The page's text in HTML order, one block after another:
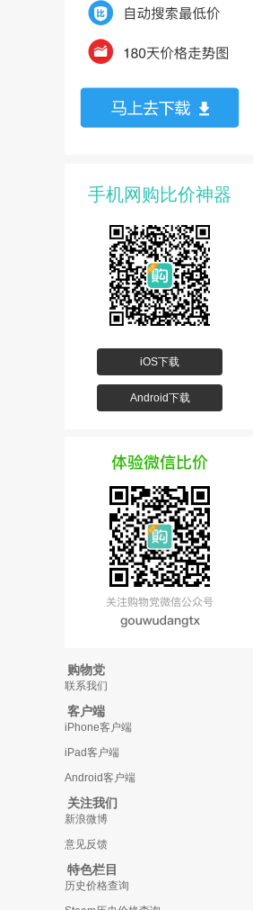
手机网购比价神器
iOS下载
Android下载
购物党
联系我们
客户端
iPhone客户端
iPad客户端
Android客户端
关注我们
新浪微博
意见反馈
特色栏目
历史价格查询